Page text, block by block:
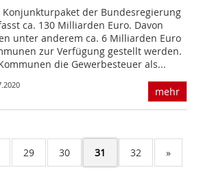
Konjunkturpaket der Bundesregierung
ca. 130 Milliarden Euro. Davon
unter anderem ca. 6 Milliarden Euro
zur Verfügung gestellt werden.
die Gewerbesteuer als...
mehr
29 30 31 32 »